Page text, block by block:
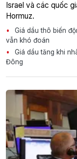
Israel và các quốc
Hormuz.
Giá dầu thô biến
vẫn khó đoán
Giá dầu tăng khi
Đông